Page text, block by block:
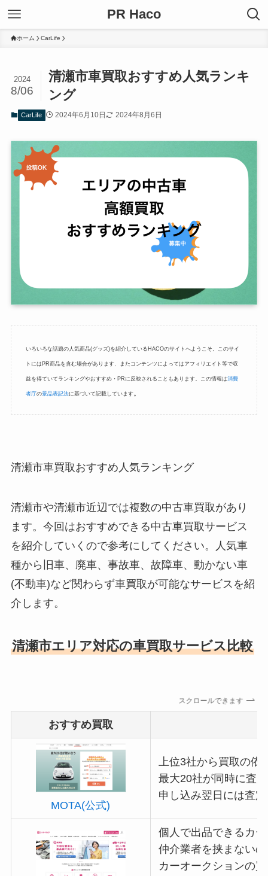
PR Haco
ホーム CarLife
清瀬市車買取おすすめ人気ランキ
ング
2024
8/06
CarLife 2024年6月10日 2024年8月6日
いろいろな話題の人気商品(グッズ)を紹介しているHACOのサイトへようこそ。このサイ
トにはPR商品を含む場合があります、またコンテンツによってはアフィリエイト等で収
益を得ていてランキングやおすすめ・PRに反映されることもあります。この情報は消費
者庁の景品表記法に基づいて記載しています 。
清瀬市車買取おすすめ人気ランキング
清瀬市や清瀬市近辺では複数の中古車買取があり
ます。今回はおすすめできる中古車買取サービス
を紹介していくので参考にしてください。人気車
種から旧車、廃車、事故車、故障車、動かない車
(不動車)など関わらず車買取が可能なサービスを紹
介します。
清瀬市エリア対応の車買取サービス比較
スクロールできます
おすすめ買取
MOTA(公式)
上位3社から買取の依
最大20社が同時に査
申し込み翌日には査
個人で出品できるカ
仲介業者を挟まない
カーオークションの